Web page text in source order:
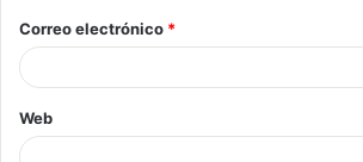
Correo electrónico *
Web